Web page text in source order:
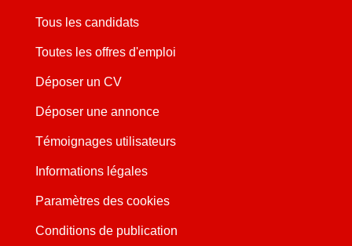
Tous les candidats
Toutes les offres d'emploi
Déposer un CV
Déposer une annonce
Témoignages utilisateurs
Informations légales
Paramètres des cookies
Conditions de publication